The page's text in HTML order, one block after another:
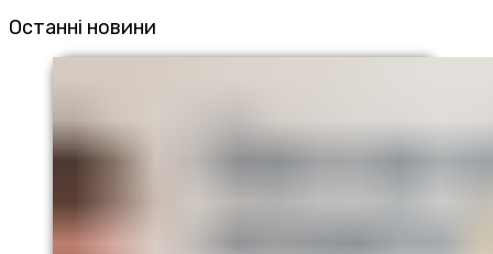
Останні новини